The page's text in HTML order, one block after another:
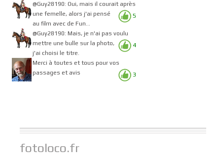
5
@Guy28190: Oui, mais il courait après
une femelle, alors j'ai pensé
au film avec de Fun...
4
@Guy28190: Mais, je n'ai pas voulu
mettre une bulle sur la photo,
j'ai choisi le titre.
3
Merci à toutes et tous pour vos
passages et avis
fotoloco.fr